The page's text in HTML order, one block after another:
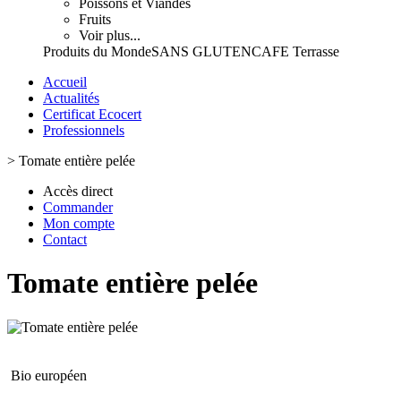
Poissons et Viandes
Fruits
Voir plus...
Produits du MondeSANS GLUTENCAFE Terrasse
Accueil
Actualités
Certificat Ecocert
Professionnels
> Tomate entière pelée
Accès direct
Commander
Mon compte
Contact
Tomate entière pelée
Bio européen